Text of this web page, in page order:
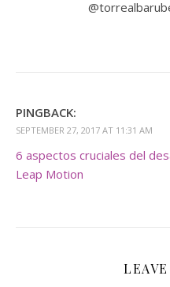
PINGBACK:
SEPTEMBER 27, 2017 AT 11:31 AM
6 aspectos cruciales del
Leap Motion